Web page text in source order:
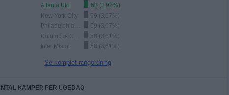
Atlanta Utd
63 (3,92%)
New York City
59 (3,67%)
59 (3,67%)
58 (3,61%)
Inter Miami
58 (3,61%)
Se komplet rangordning
KAMPER PER UGEDAG